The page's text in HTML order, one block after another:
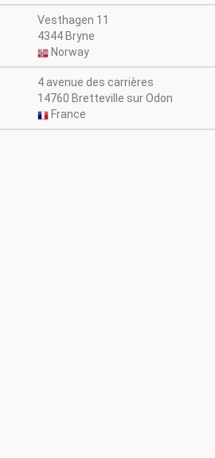
Vesthagen 11
4344 Bryne
Norway
4 avenue des carrières
14760 Bretteville sur Odon
France